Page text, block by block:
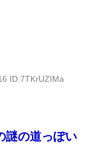
ID:7TKrUZIMa
謎の道っぽい